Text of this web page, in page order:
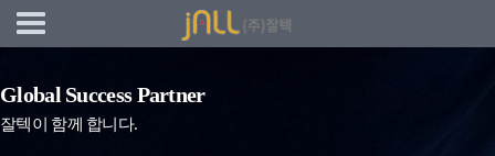
Global Success Partner
잘텍이 함께 합니다.